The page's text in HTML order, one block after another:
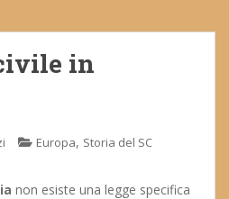
in
Europa, Storia del SC
non esiste una legge specifica